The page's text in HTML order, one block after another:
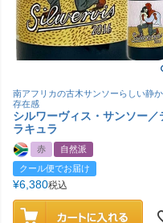
南アフリカの古木サンソーらしい静
存在感
シルワーヴィス・サンソー／
ラキュラ
赤
自然派
クール便でお届け
¥6,380税込